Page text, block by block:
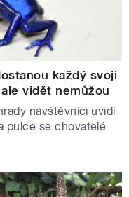
každý svoji
vidět nemůžou
návštěvníci uvidí
pulce se chovatelé